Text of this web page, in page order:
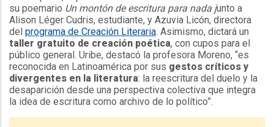
su poemario Un montón de escritura para nada junto a
Alison Léger Cudris, estudiante, y Azuvia Licón, directora
del programa de Creación Literaria. Asimismo, dictará un
taller gratuito de creación poética, con cupos para el
público general. Uribe, destacó la profesora Moreno, “es
reconocida en Latinoamérica por sus gestos críticos y
divergentes en la literatura: la reescritura del duelo y la
desaparición desde una perspectiva colectiva que integra
la idea de escritura como archivo de lo político”.